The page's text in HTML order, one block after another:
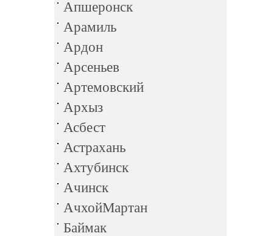
Апшеронск
Арамиль
Ардон
Арсеньев
Артемовский
Архыз
Асбест
Астрахань
Ахтубинск
Ачинск
АчхойМартан
Баймак